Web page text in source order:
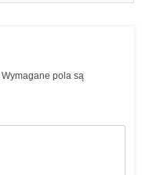
Wymagane pola są